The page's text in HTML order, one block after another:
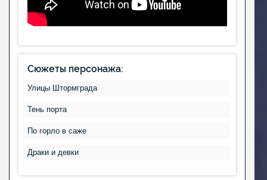
Сюжеты персонажа:
Улицы Штормграда
Тень порта
По горло в саже
Драки и девки